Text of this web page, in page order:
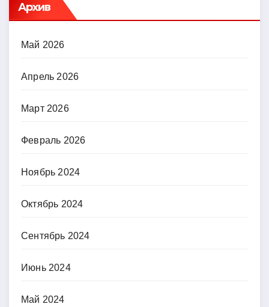
Архив
Май 2026
Апрель 2026
Март 2026
Февраль 2026
Ноябрь 2024
Октябрь 2024
Сентябрь 2024
Июнь 2024
Май 2024